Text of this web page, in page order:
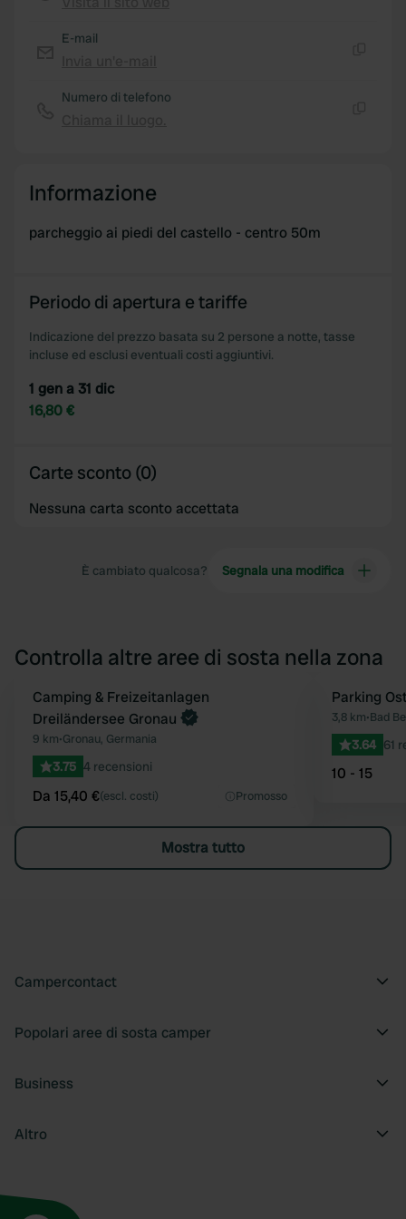
E-mail
Numero di telefono
Informazione
parcheggio ai piedi del castello - centro 50m
Periodo di apertura e tariffe
Indicazione del prezzo basata su 2 persone a notte, tasse
incluse ed esclusi eventuali costi aggiuntivi.
1 gen a 31 dic
16,80 €
Carte sconto (0)
Nessuna carta sconto accettata
È cambiato qualcosa? Segnala una modifica
Controlla altre aree di sosta nella zona
Preferito
Prenota ora
Camping & Freizeitanlagen
Dreiländersee Gronau
9 km•Gronau, Germania
3.75 4 recensioni
Da 15,40 €(escl. costi) Promosso
Parking
3,8 km•Bad
3.64 61
10 - 15
Mostra tutto
Campercontact
Popolari aree di sosta camper
Business
Altro